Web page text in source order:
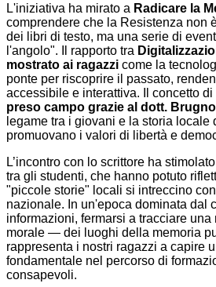
L'iniziativa ha mirato a Radicare la
comprendere che la Resistenza non
dei libri di testo, ma una serie di
l'angolo". Il rapporto tra
mostrato ai ragazzi come la
ponte per riscoprire il passato,
accessibile e interattiva. Il concetto di
preso campo grazie al dott.
legame tra i giovani e la storia locale
promuovano i valori di libertà e
L’incontro con lo scrittore ha
tra gli studenti, che hanno potuto
"piccole storie" locali si intreccino
nazionale. In un'epoca dominata dal
informazioni, fermarsi a tracciare
morale — dei luoghi della memoria
rappresenta i nostri ragazzi a capire
fondamentale nel percorso di
consapevoli.